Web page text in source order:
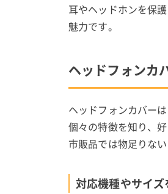
耳やヘッドホンを保
魅力です。
ヘッドフォンカ
ヘッドフォンカバー
個々の特徴を知り、
市販品では物足りな
対応機種やサイ